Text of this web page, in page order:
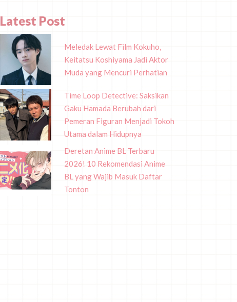
Latest Post
Meledak Lewat Film Kokuho,
Keitatsu Koshiyama Jadi Aktor
Muda yang Mencuri Perhatian
Time Loop Detective: Saksikan
Gaku Hamada Berubah dari
Pemeran Figuran Menjadi Tokoh
Utama dalam Hidupnya
Deretan Anime BL Terbaru
2026! 10 Rekomendasi Anime
BL yang Wajib Masuk Daftar
Tonton